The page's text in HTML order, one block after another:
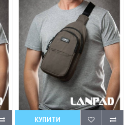
КУПИТИ